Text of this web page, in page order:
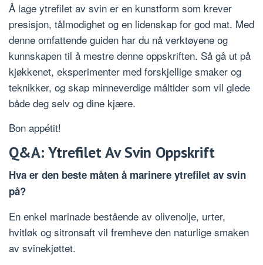
Å lage ytrefilet av svin er en kunstform som krever
presisjon, tålmodighet og en lidenskap for god mat. Med
denne omfattende guiden har du nå verktøyene og
kunnskapen til å mestre denne oppskriften. Så gå ut på
kjøkkenet, eksperimenter med forskjellige smaker og
teknikker, og skap minneverdige måltider som vil glede
både deg selv og dine kjære.
Bon appétit!
Q&A: Ytrefilet Av Svin Oppskrift
Hva er den beste måten å marinere ytrefilet av svin
på?
En enkel marinade bestående av olivenolje, urter,
hvitløk og sitronsaft vil fremheve den naturlige smaken
av svinekjøttet.